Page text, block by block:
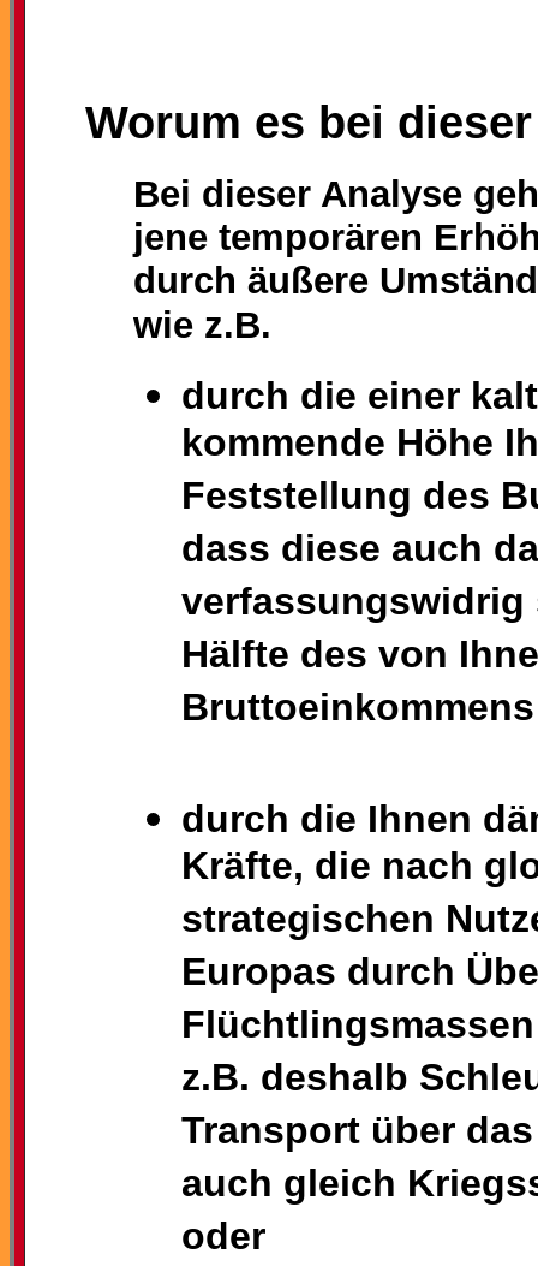
Worum es bei
Bei dieser Analyse
jene temporären
durch äußere
wie z.B.
durch die einer
kommende Höhe
Feststellung des
dass diese auch
verfassungswidrig
Hälfte des von
durch die Ihnen
Kräfte, die nach
strategischen
Europas durch
z.B. deshalb
Transport über
auch gleich
oder